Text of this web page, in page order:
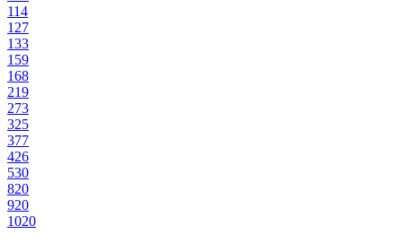
114
127
133
159
168
219
273
325
377
426
530
820
920
1020